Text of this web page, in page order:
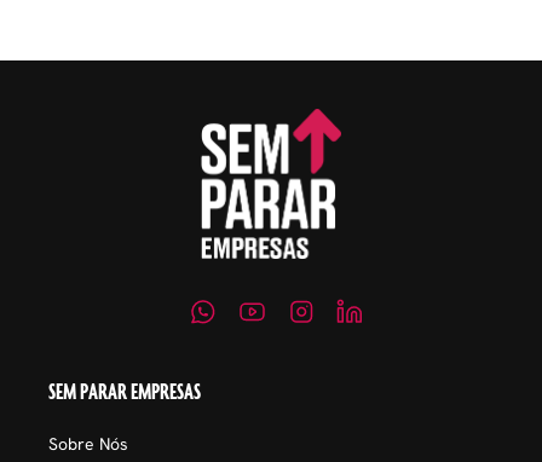
SEM PARAR EMPRESAS
Sobre Nós